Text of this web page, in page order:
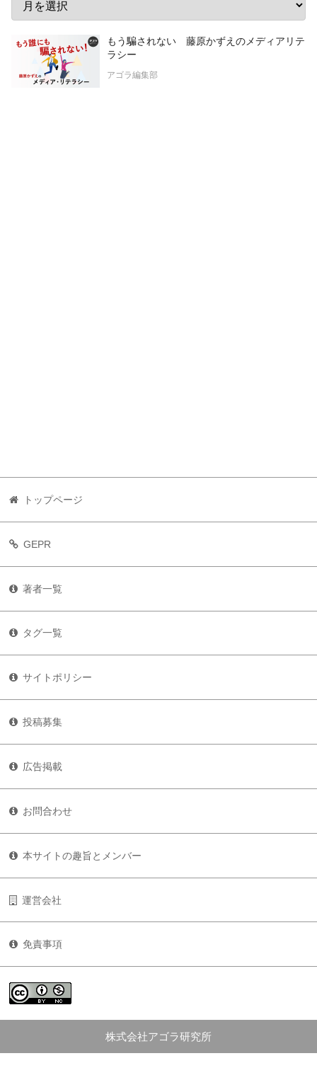
もう騙されない 藤原かずえのメディアリテ
ラシー
アゴラ編集部
トップページ
GEPR
著者一覧
タグ一覧
サイトポリシー
投稿募集
広告掲載
お問合わせ
本サイトの趣旨とメンバー
運営会社
免責事項
株式会社アゴラ研究所